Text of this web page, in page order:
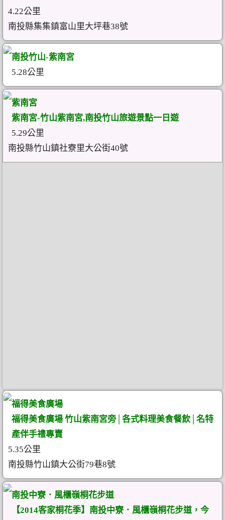
4.22公里
南投縣集集鎮富山里大坪巷38號
南投竹山-紫南宮
5.28公里
紫南宮
紫南宮-竹山紫南宮,南投竹山旅遊景點一日遊
5.29公里
南投縣竹山鎮社寮里大公街40號
福得美食廣場
福得美食廣場 竹山紫南宮旁│各式料理美食餐飲│名特
產伴手禮專賣
5.35公里
南投縣竹山鎮大公街79巷8號
南投中寮．風櫃嶺桐花步道
【2014客家桐花季】南投中寮．風櫃嶺桐花步道，今